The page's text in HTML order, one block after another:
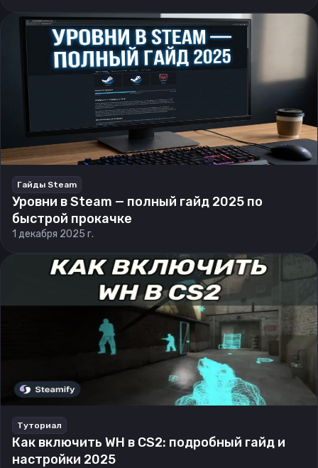
Гайды Steam
Уровни в Steam — полный гайд 2025 по
быстрой прокачке
1 декабря 2025 г.
Туториал
Как включить WH в CS2: подробный гайд и
настройки 2025